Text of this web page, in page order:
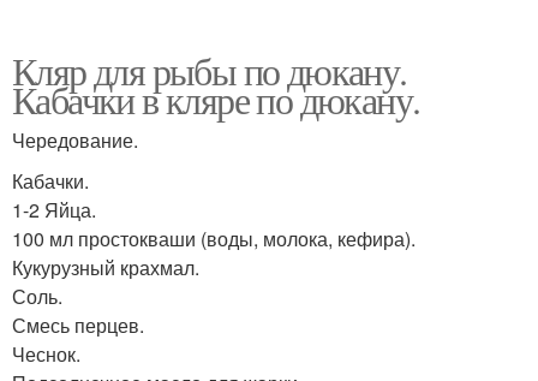
Кляр для рыбы по дюкану.
Кабачки в кляре по дюкану.
Чередование.
Кабачки.
1-2 Яйца.
100 мл простокваши (воды, молока, кефира).
Кукурузный крахмал.
Соль.
Смесь перцев.
Чеснок.